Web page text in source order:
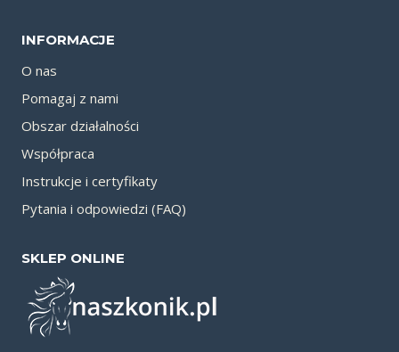
INFORMACJE
O nas
Pomagaj z nami
Obszar działalności
Współpraca
Instrukcje i certyfikaty
Pytania i odpowiedzi (FAQ)
SKLEP ONLINE